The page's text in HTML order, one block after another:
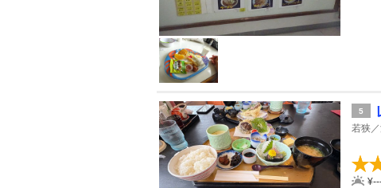
5
若狭